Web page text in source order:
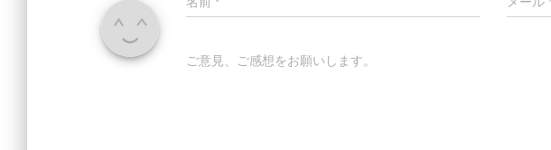
ご意見、ご感想をお願いします。